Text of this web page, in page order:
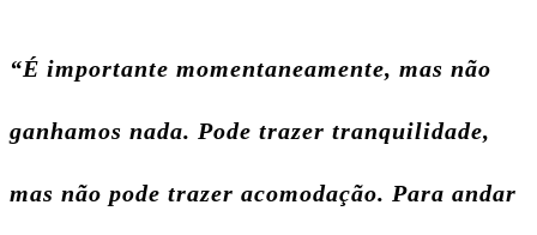
“É importante momentaneamente, mas não
ganhamos nada. Pode trazer tranquilidade,
mas não pode trazer acomodação. Para andar